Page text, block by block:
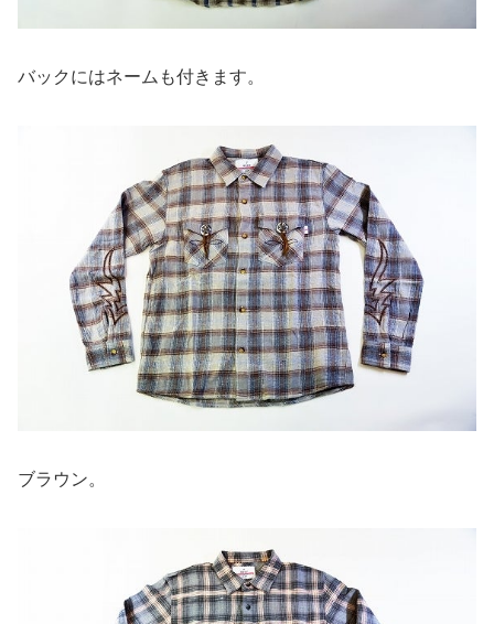
バックにはネームも付きます。
ブラウン。